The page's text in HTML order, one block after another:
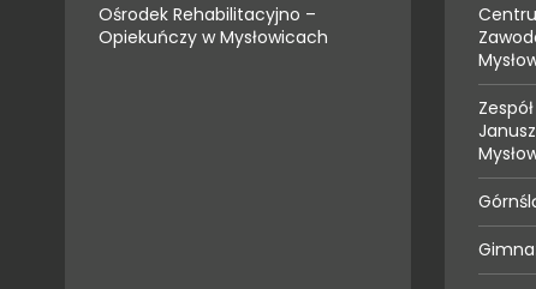
Ośrodek Rehabilitacyjno –
Opiekuńczy w Mysłowicach